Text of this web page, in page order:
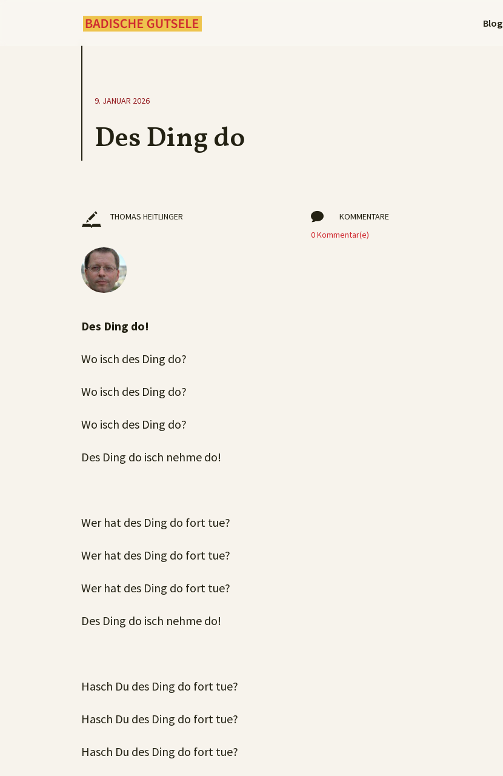
Blog
9. JANUAR 2026
Des Ding do
THOMAS HEITLINGER 
KOMMENTARE
0 Kommentar(e)
Des Ding do!
Wo isch des Ding do?
Wo isch des Ding do?
Wo isch des Ding do?
Des Ding do isch nehme do!
Wer hat des Ding do fort tue?
Wer hat des Ding do fort tue?
Wer hat des Ding do fort tue?
Des Ding do isch nehme do!
Hasch Du des Ding do fort tue?
Hasch Du des Ding do fort tue?
Hasch Du des Ding do fort tue?